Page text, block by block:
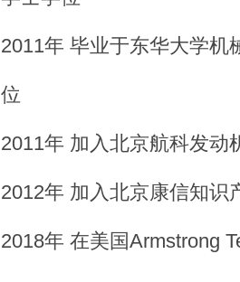
2011年 毕业于东华大学机
位
2011年 加入北京航科发动
2012年 加入北京康信知识
2018年 在美国Armstrong